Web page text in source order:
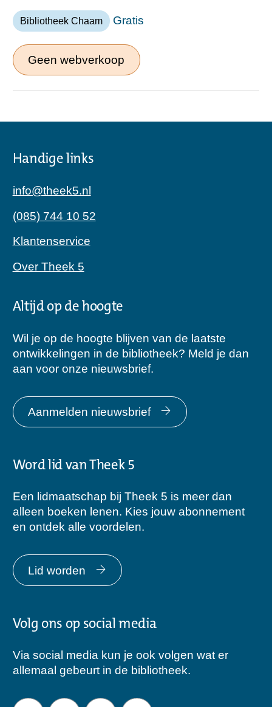
Bibliotheek Chaam Gratis
Geen webverkoop
Handige links
info@theek5.nl
(085) 744 10 52
Klantenservice
Over Theek 5
Altijd op de hoogte
Wil je op de hoogte blijven van de laatste
ontwikkelingen in de bibliotheek? Meld je dan
aan voor onze nieuwsbrief.
Aanmelden nieuwsbrief
Word lid van Theek 5
Een lidmaatschap bij Theek 5 is meer dan
alleen boeken lenen. Kies jouw abonnement
en ontdek alle voordelen.
Lid worden
Volg ons op social media
Via social media kun je ook volgen wat er
allemaal gebeurt in de bibliotheek.